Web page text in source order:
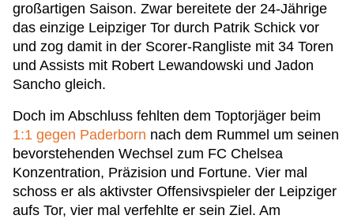
großartigen Saison. Zwar bereitete der 24-Jährige
das einzige Leipziger Tor durch Patrik Schick vor
und zog damit in der Scorer-Rangliste mit 34 Toren
und Assists mit Robert Lewandowski und Jadon
Sancho gleich.
Doch im Abschluss fehlten dem Toptorjäger beim
1:1 gegen Paderborn nach dem Rummel um seinen
bevorstehenden Wechsel zum FC Chelsea
Konzentration, Präzision und Fortune. Vier mal
schoss er als aktivster Offensivspieler der Leipziger
aufs Tor, vier mal verfehlte er sein Ziel. Am